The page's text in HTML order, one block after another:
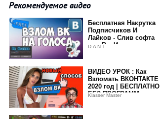
Рекомендуемое видео
Бесплатная Накрутка
Подписчиков И
Лайков - Слив софта
для Вк, Инстаграм,
D Λ N T
ВИДЕО УРОК : Как
Взломать ВКОНТАКТЕ
2020 год | БЕСПЛАТНО
БЕЗ ПРОГРАММ
Klasser Master